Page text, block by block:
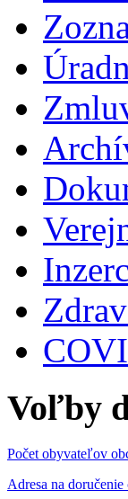
Voľby
Počet obyvateľov
Adresa na